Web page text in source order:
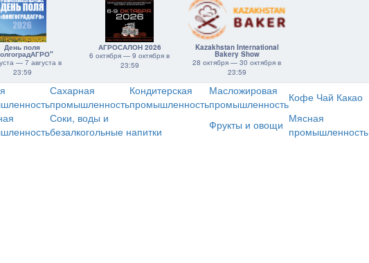
День поля
— 7 августа в
23:59
АГРОСАЛОН 2026
6 октября — 9 октября в
23:59
Kazakhstan International
Bakery Show
28 октября — 30 октября в
23:59
Сахарная
промышленность
Кондитерская
промышленность
Масложировая
промышленностьКофе Чай Какао
Соки, воды и
безалкогольные напитки
Фрукты и овощи Мясная
промышленность